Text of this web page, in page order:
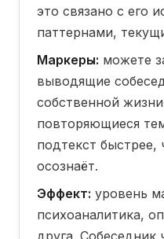
это связано с его
паттернами,
Маркеры: можете
выводящие
собственной
повторяющиеся
подтекст быстрее,
осознаёт.
Эффект: уровень
психоаналитика,
друга. Собеседник